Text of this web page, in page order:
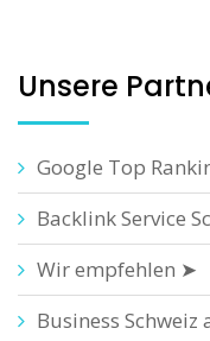
Unsere
Google Top
Backlink Service
Wir empfehlen ➤
Business Schweiz